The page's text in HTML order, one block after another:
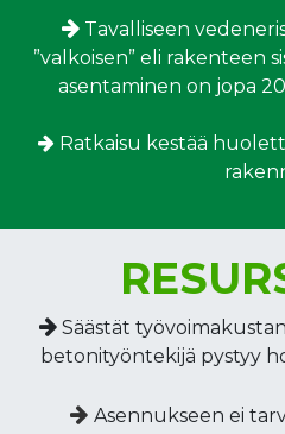
Tavalliseen
”valkoisen” eli rakenteen
asentaminen on jopa
Ratkaisu kestää
Säästät
betonityöntekijä pystyy
Asennukseen ei